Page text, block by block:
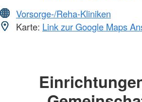
Vorsorge-/Reha-Kliniken
Karte: Link zur Google Maps